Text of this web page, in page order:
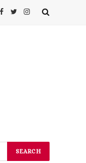
Facebook
TwitterInstagram